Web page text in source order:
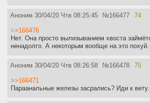
Аноним 30/04/20 Чтв 08:25:45 №166477 74
>>166476
Нет. Она просто вылизыванием хвоста
ненадолго. А некоторым вообще на это похуй.
Аноним 30/04/20 Чтв 08:26:58 №166478 75
>>166471
Параанальные железы засрались? Иди к вету.